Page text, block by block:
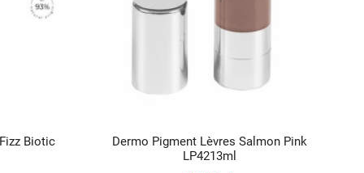
Biotic
Dermo Pigment Lèvres Salmon Pink
LP4213ml
 